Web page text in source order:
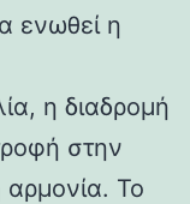
ενωθεί η
η διαδρομή
στην
Το